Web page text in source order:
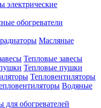
Масляные
Тепловые завесы
Тепловые пушки
Тепловентиляторы
Водяные